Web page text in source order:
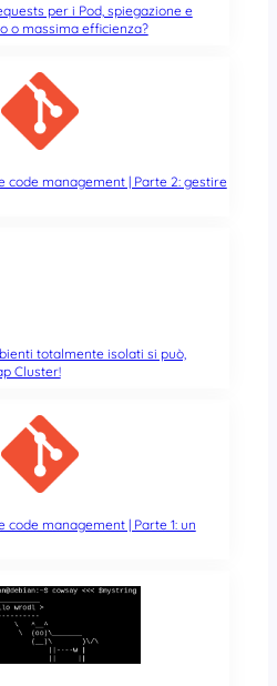
per i Pod, spiegazione e
o massima efficienza?
code management | Parte 2: gestire
totalmente isolati si può,
Cluster!
code management | Parte 1: un